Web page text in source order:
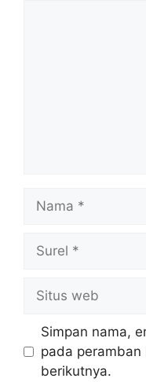
web
Simpan nama,
pada peramban
berikutnya.